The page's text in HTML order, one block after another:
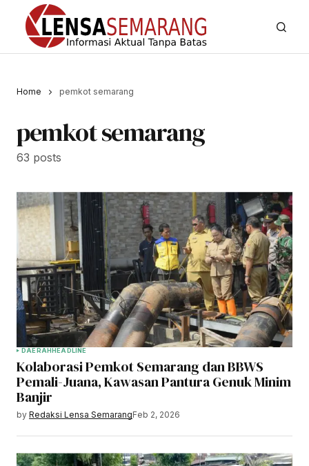
Home pemkot semarang
pemkot semarang
63 posts
DAERAHHEADLINE
Kolaborasi Pemkot Semarang dan BBWS
Pemali-Juana, Kawasan Pantura Genuk Minim
Banjir
by Redaksi Lensa SemarangFeb 2, 2026